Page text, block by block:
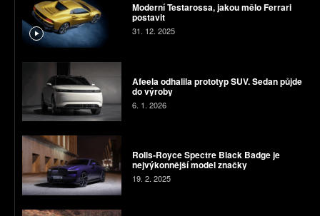
Moderní Testarossa, jakou mělo Ferrari
postavit
31. 12. 2025
Afeela odhalila prototyp SUV. Sedan půjde
do výroby
6. 1. 2026
Rolls-Royce Spectre Black Badge je
nejvýkonnější model značky
19. 2. 2025